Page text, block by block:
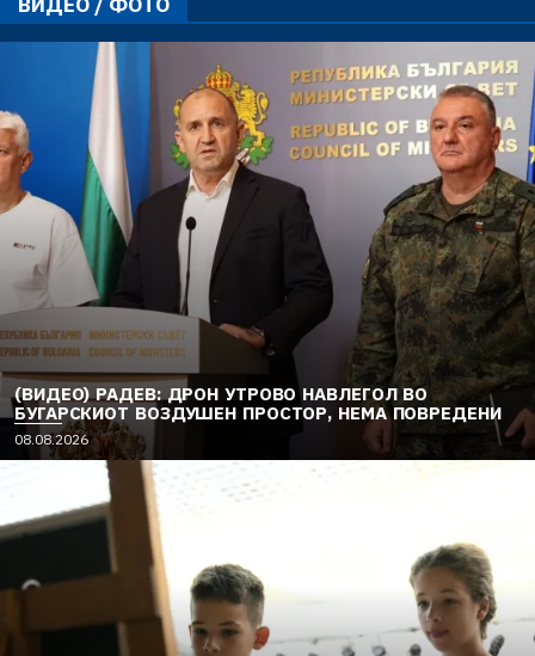
(ВИДЕО) РАДЕВ: ДРОН УТРОВО НАВЛЕГОЛ ВО
БУГАРСКИОТ ВОЗДУШЕН ПРОСТОР, НЕМА ПОВРЕДЕНИ
08.08.2026